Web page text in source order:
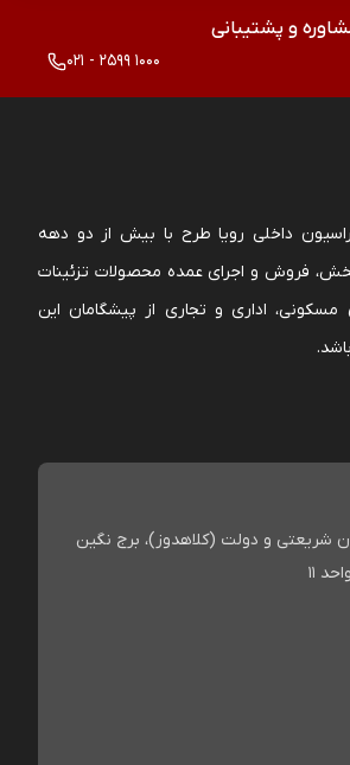
و پشتیبانی
021 - 2599 1000
داخلی رویا طرح با بیش از دو دهه
فروش و اجرای عمده محصولات تزئینات
اداری و تجاری از پیشگامان این
شریعتی و دولت (کلاهدوز)، برج نگین
11